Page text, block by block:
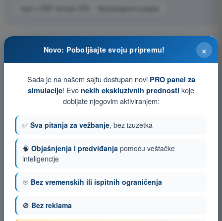
Ispit u PDF formatu SPL - Vazduhoplovni propisi
×
Novo: Poboljšajte svoju pripremu!
Sada je na našem sajtu dostupan novi PRO panel za
simulacije! Evo nekih ekskluzivnih prednosti koje
dobijate njegovim aktiviranjem:
✅ Sva pitanja za vežbanje, bez izuzetka
🧠 Objašnjenja i predviđanja pomoću veštačke
inteligencije
♾️ Bez vremenskih ili ispitnih ograničenja
🚫 Bez reklama